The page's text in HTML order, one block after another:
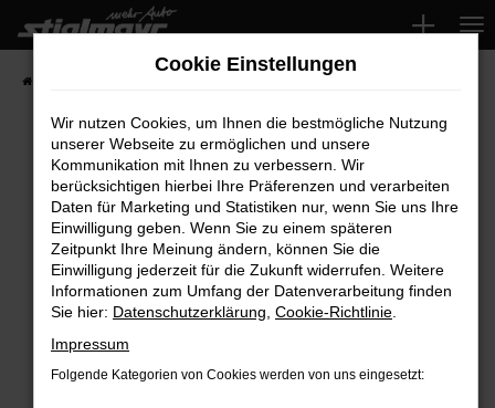
Zum
Hauptinhalt
springen
Fehler: Network Error
Beim Laden ist ein Fehler aufgetreten.
Hier sind ein paar Tipps, die dir helfen können:
Überprüfe deine Firewall und deine
Internetverbindung.
Laden andere Webseiten, zum Beispiel deine
Cookie Einstellungen
Wir nutzen Cookies, um Ihnen die bestmögliche Nutzung
unserer Webseite zu ermöglichen und unsere
Kommunikation mit Ihnen zu verbessern. Wir
berücksichtigen hierbei Ihre Präferenzen und verarbeiten
Daten für Marketing und Statistiken nur, wenn Sie uns Ihre
Einwilligung geben. Wenn Sie zu einem späteren
Zeitpunkt Ihre Meinung ändern, können Sie die
Einwilligung jederzeit für die Zukunft widerrufen. Weitere
Informationen zum Umfang der Datenverarbeitung finden
Sie hier: Datenschutzerklärung Cookie-Richtlinie
Impressum
Folgende Kategorien von Cookies werden von uns eingesetzt: